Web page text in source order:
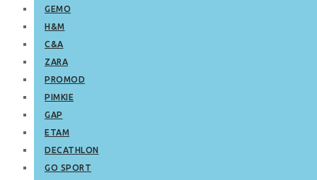
GEMO
H&M
C&A
ZARA
PROMOD
PIMKIE
GAP
ETAM
DECATHLON
GO SPORT